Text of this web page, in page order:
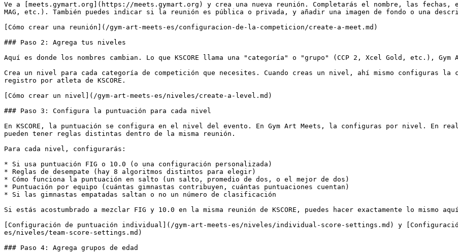
Ve a [meets.gymart.org](https://meets.gymart.org) y crea una nueva reunión. Completarás el nombre, las
MAG, etc.). También puedes indicar si la reunión es pública o privada, y añadir una imagen de fondo o una
[Cómo crear una reunión](/gym-art-meets-es/configuracion-de-la-competicion/create-a-meet.md)
### Paso 2: Agrega tus niveles
Aquí es donde los nombres cambian. Lo que KSCORE llama una "categoría" o "grupo" (CCP 2, Xcel Gold, etc.),
Crea un nivel para cada categoría de competición que necesites. Cuando creas un nivel, ahí mismo configuras
registro por atleta de KSCORE.
[Cómo crear un nivel](/gym-art-meets-es/niveles/create-a-level.md)
### Paso 3: Configura la puntuación para cada nivel
En KSCORE, la puntuación se configura en el nivel del evento. En Gym Art Meets, la configuras por nivel. En
pueden tener reglas distintas dentro de la misma reunión.
Para cada nivel, configurarás:
* Si usa puntuación FIG o 10.0 (o una configuración personalizada)
* Reglas de desempate (hay 8 algoritmos distintos para elegir)
* Cómo funciona la puntuación en salto (un salto, promedio de dos, o el mejor de dos)
* Puntuación por equipo (cuántas gimnastas contribuyen, cuántas puntuaciones cuentan)
* Si las gimnastas empatadas saltan o no un número de clasificación
Si estás acostumbrado a mezclar FIG y 10.0 en la misma reunión de KSCORE, puedes hacer exactamente lo mismo
[Configuración de puntuación individual](/gym-art-meets-es/niveles/individual-score-settings.md) y
es/niveles/team-score-settings.md)
### Paso 4: Agrega grupos de edad